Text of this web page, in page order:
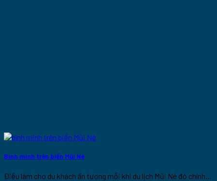
Bình minh trên biển Mũi Né
Điều làm cho du khách ấn tượng mỗi khi du lịch Mũi Né đó chính...